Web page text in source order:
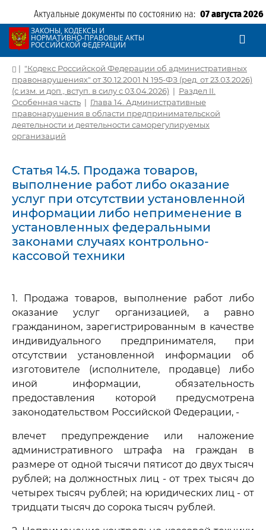
Актуальные документы по состоянию на: 07 августа 2026
ЗАКОНЫ, КОДЕКСЫ И
НОРМАТИВНО-ПРАВОВЫЕ АКТЫ
РОССИЙСКОЙ ФЕДЕРАЦИИ
| "Кодекс Российской Федерации об административных
правонарушениях" от 30.12.2001 N 195-ФЗ (ред. от 23.03.2026)
(с изм. и доп., вступ. в силу с 03.04.2026) | Раздел II.
Особенная часть | Глава 14. Административные
правонарушения в области предпринимательской
деятельности и деятельности саморегулируемых
организаций
Статья 14.5. Продажа товаров,
выполнение работ либо оказание
услуг при отсутствии установленной
информации либо неприменение в
установленных федеральными
законами случаях контрольно-
кассовой техники
1. Продажа товаров, выполнение работ либо
оказание услуг организацией, а равно
гражданином, зарегистрированным в качестве
индивидуального предпринимателя, при
отсутствии установленной информации об
изготовителе (исполнителе, продавце) либо
иной информации, обязательность
предоставления которой предусмотрена
законодательством Российской Федерации, -
влечет предупреждение или наложение
административного штрафа на граждан в
размере от одной тысячи пятисот до двух тысяч
рублей; на должностных лиц - от трех тысяч до
четырех тысяч рублей; на юридических лиц - от
тридцати тысяч до сорока тысяч рублей.